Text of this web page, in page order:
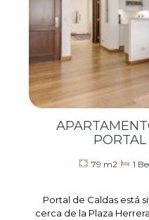
PORTAL
79 m2 1
Portal de Caldas está
cerca de la Plaza